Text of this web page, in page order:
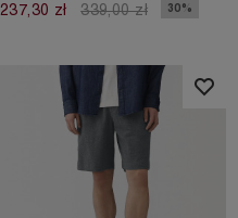
237,30 zł
339,00 zł 30%